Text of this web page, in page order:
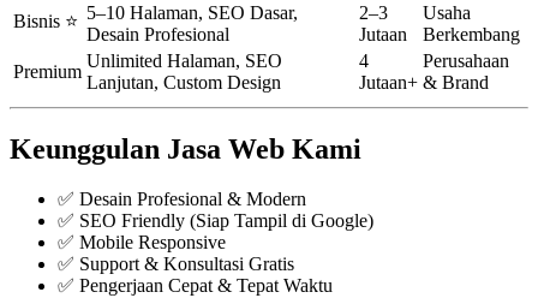
Bisnis ⭐ 5–10 Halaman, SEO Dasar,
Desain Profesional
2–3
Jutaan
Usaha
Berkembang
Premium
Unlimited Halaman, SEO
Lanjutan, Custom Design
4
Jutaan+
Perusahaan
& Brand
Keunggulan Jasa Web Kami
✅ Desain Profesional & Modern
✅ SEO Friendly (Siap Tampil di Google)
✅ Mobile Responsive
✅ Support & Konsultasi Gratis
✅ Pengerjaan Cepat & Tepat Waktu